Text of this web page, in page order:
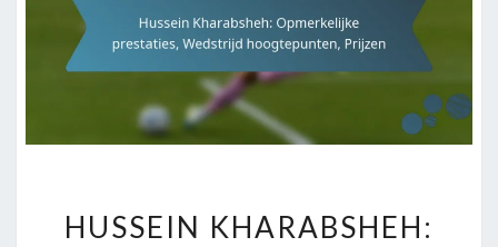
KHARABSHEH:
HUSSEIN KHARABSHEH: